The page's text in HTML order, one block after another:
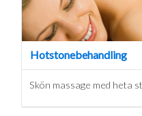
Hotstonebehandling
Skön massage med heta